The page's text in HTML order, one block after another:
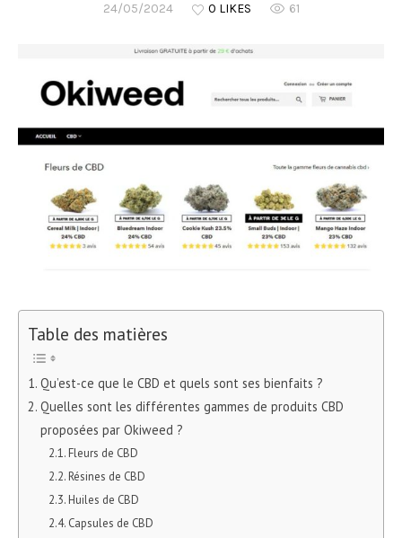
24/05/2024 0 LIKES 61
Table des matières
Qu’est-ce que le CBD et quels sont ses bienfaits ?
Quelles sont les différentes gammes de produits CBD
proposées par Okiweed ?
Fleurs de CBD
Résines de CBD
Huiles de CBD
Capsules de CBD